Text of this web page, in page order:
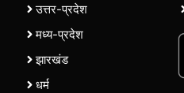
उत्तर-प्रदेश
मध्य-प्रदेश
झारखंड
धर्म